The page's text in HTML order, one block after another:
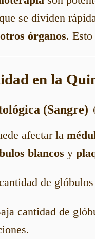
se dividen
otros órganos.
en la
(Sangre)
afectar la
blancos y
de
cantidad de